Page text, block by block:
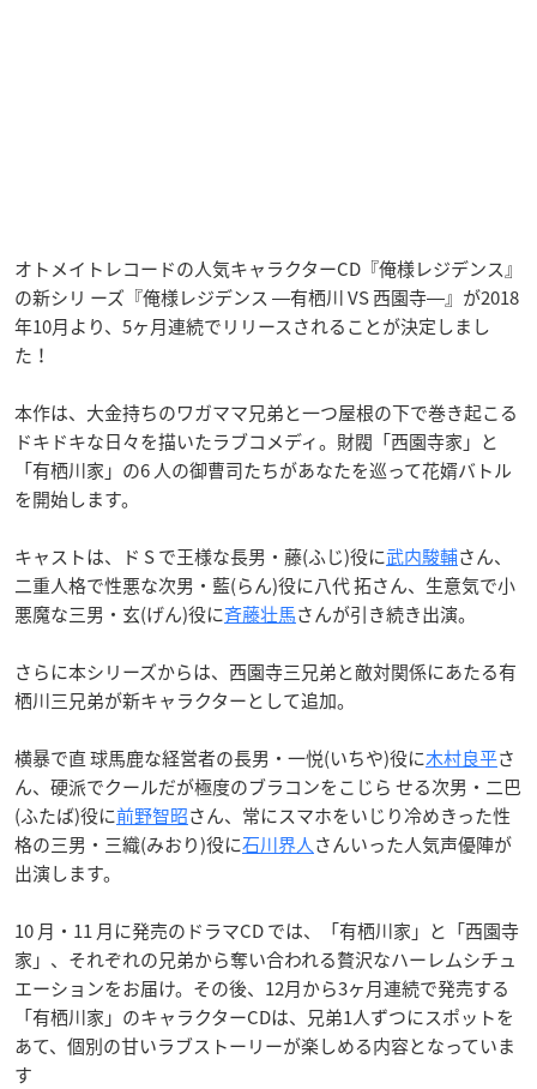
オトメイトレコードの人気キャラクターCD『俺様レジデンス』
の新シリ ーズ『俺様レジデンス ―有栖川 VS 西園寺―』が2018
年10月より、5ヶ月連続でリリースされることが決定しまし
た！
本作は、大金持ちのワガママ兄弟と一つ屋根の下で巻き起こる
ドキドキな日々を描いたラブコメディ。財閥「西園寺家」と
「有栖川家」の6 人の御曹司たちがあなたを巡って花婿バトル
を開始します。
キャストは、ド S で王様な長男・藤(ふじ)役に武内駿輔さん、
二重人格で性悪な次男・藍(らん)役に八代 拓さん、生意気で小
悪魔な三男・玄(げん)役に斉藤壮馬さんが引き続き出演。
さらに本シリーズからは、西園寺三兄弟と敵対関係にあたる有
栖川三兄弟が新キャラクターとして追加。
横暴で直 球馬鹿な経営者の長男・一悦(いちや)役に木村良平さ
ん、硬派でクールだが極度のブラコンをこじら せる次男・二巴
(ふたば)役に前野智昭さん、常にスマホをいじり冷めきった性
格の三男・三織(みおり)役に石川界人さんいった人気声優陣が
出演します。
10 月・11 月に発売のドラマCD では、「有栖川家」と「西園寺
家」、それぞれの兄弟から奪い合われる贅沢なハーレムシチュ
エーションをお届け。その後、12月から3ヶ月連続で発売する
「有栖川家」のキャラクターCDは、兄弟1人ずつにスポットを
あて、個別の甘いラブストーリーが楽しめる内容となっていま
す